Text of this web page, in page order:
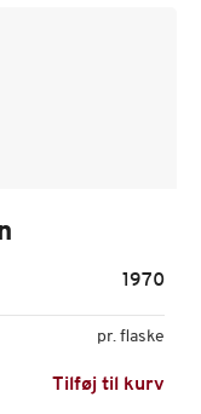
1970
pr. flaske
Tilføj til kurv